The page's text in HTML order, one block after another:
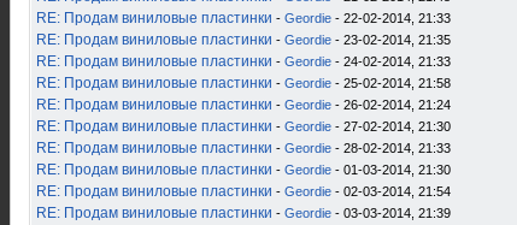
RE: Продам виниловые пластинки - Geordie - 22-02-2014, 21:33
RE: Продам виниловые пластинки - Geordie - 23-02-2014, 21:35
RE: Продам виниловые пластинки - Geordie - 24-02-2014, 21:33
RE: Продам виниловые пластинки - Geordie - 25-02-2014, 21:58
RE: Продам виниловые пластинки - Geordie - 26-02-2014, 21:24
RE: Продам виниловые пластинки - Geordie - 27-02-2014, 21:30
RE: Продам виниловые пластинки - Geordie - 28-02-2014, 21:33
RE: Продам виниловые пластинки - Geordie - 01-03-2014, 21:30
RE: Продам виниловые пластинки - Geordie - 02-03-2014, 21:54
RE: Продам виниловые пластинки - Geordie - 03-03-2014, 21:39